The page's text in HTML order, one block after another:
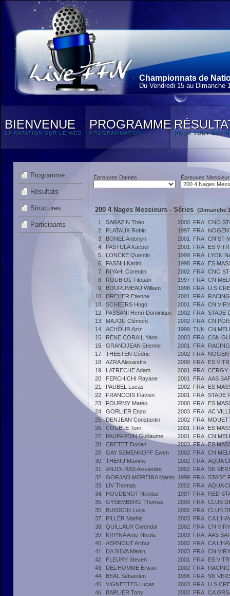
Championnats de
Du Vendredi 15 au Dimanche
BIENVENUE
LA NATATION SUR LE WEB
PROGRAMME
PROGRAMMATION POUR TOUT
Programme
Résultats
Structures
Participants
Épreuves Dames Épreuves
200 4 Nages Messieurs - Séries (Dimanche
1.
SARAZIN Théo 2000 FRA CNO
2.
PLATAUX Robin 1997 FRA
3.
BONEL Antonyn 2001 FRA CN ST-
4.
PASTULA Kacper 2001 FRA
ES
5.
LONCKE Quentin 1999 FRA
LYON
6.
FASSIH Karim 1998 FRA
ES
7.
RIYAHI Corentin 2002 FRA CNO
8.
ROUBIOL Titouan 1997 FRA CN
9.
BOURUMEAU William 1998 FRA U.S
10.
DREHER Etienne 2001 FRA
10.
SCHEERS Hugo 2001 FRA CN
12.
PASSANI Henri-Dominique 2002 FRA STADE
13.
MAJOU Clément 2002 FRA CN
14.
ACHOUR Aziz 1999 TUN CN
15.
RENE CORAIL Yann 2003 FRA CSN
16.
GRANDJEAN Etienne 2001 FRA
17.
THEETEN Cédric 2002 FRA
18.
AZRA Alexandre 2000 FRA
ES
19.
LATRECHE Adam 2001 FRA CERGY
20.
FERCHICHI Rayane 2001 FRA AAS
21.
PAUBEL Lucas 2002 FRA
ES
22.
FRANCOIS Flavien 2001 FRA STADE
23.
FOURMY Matéo 2000 FRA
ES
24.
GORLIER Enzo 2003 FRA AC
25. DENJEAN Constantin 2002 FRA
26.
COUBLE Tom 2001 FRA
ES
27.
PAUPARDIN Guillaume 2001 FRA CN
28.
CRETET Dorian 2003 FRA ES
29.
GAY SEMENKOFF Ewen 2002 FRA CN
30.
THENU Maxime 2002 FRA AQUA
31.
ANJOLRAS Alexandre 2002 FRA SN
32.
GORJAO MOREIRA Martin 1999 FRA STADE
33.
LIV Thomas 2002 FRA AQUA
34.
HOUDENOT Nicolas 1997 FRA
RED
35.
GYSEMBERG Thomas 2000 FRA CLUB
35.
BUISSON Luca 2002 FRA CLUB
37.
PILLER Mathis 2003 FRA CA
38.
QUILLAUX Gwendal 2002 FRA CN
39.
KRPINA Ante-Nikola 2003 FRA AAS
40.
AERNOUT Arthur 2002 FRA CA
41.
DA SILVA Martin 2003 FRA CN
42.
FLEURY Steven 2001 FRA
ES
43.
DEL'HOMME Erwan 2002 FRA
44.
BEAL Sébastien 1996 FRA SN
45.
VIGNETTES Lucas 2003 FRA
U.S
46.
BARLIER Tony 2002 FRA CA